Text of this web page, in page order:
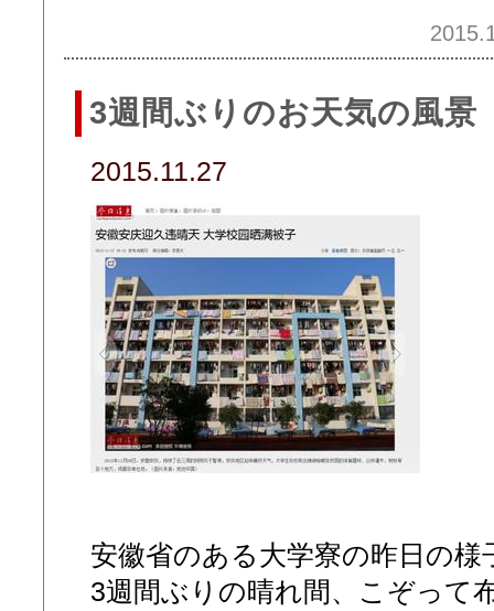
3週間ぶりのお天気の風景
2015.11.27
安徽省のある大学寮の昨日の様
3週間ぶりの晴れ間、こぞって